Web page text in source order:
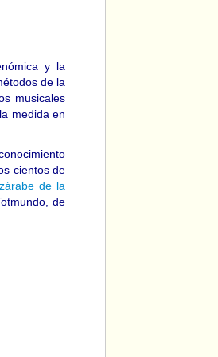
y la
de la
musicales
medida en
cientos de
de la
de